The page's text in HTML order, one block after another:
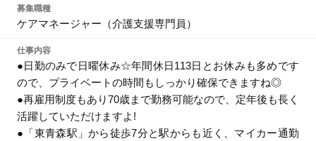
募集職種
ケアマネージャー（介護支援専門員）
仕事内容
●日勤のみで日曜休み☆年間休日113日とお休みも多めです
ので、プライベートの時間もしっかり確保できますね◎
●再雇用制度もあり70歳まで勤務可能なので、定年後も長く
活躍していただけますよ!
●「東青森駅」から徒歩7分と駅からも近く、マイカー通勤